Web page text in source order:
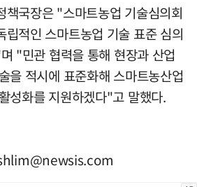
책국장은 "스마트농업 기술심의회
립적인 스마트농업 기술 표준 심의
"민관 협력을 통해 현장과 산업
을 적시에 표준화해 스마트농산업
성화를 지원하겠다"고 말했다.